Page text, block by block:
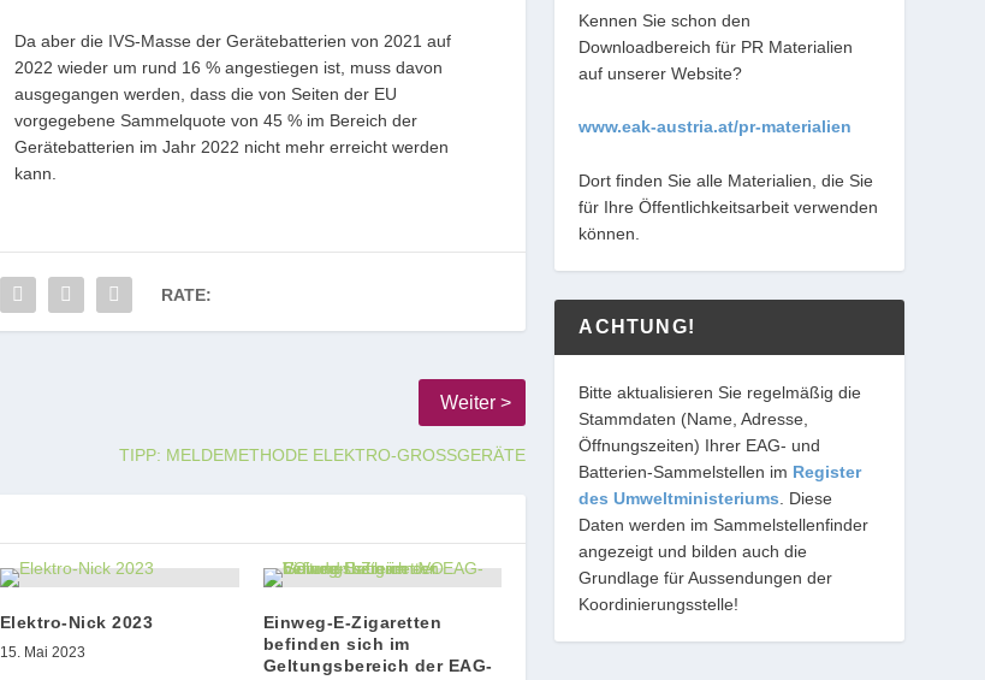
Da aber die IVS-Masse der Gerätebatterien von 2021 auf
2022 wieder um rund 16 % angestiegen ist, muss davon
ausgegangen werden, dass die von Seiten der EU
vorgegebene Sammelquote von 45 % im Bereich der
Gerätebatterien im Jahr 2022 nicht mehr erreicht werden
kann.
RATE:
TIPP: MELDEMETHODE ELEKTRO-GROSSGERÄTE
Elektro-Nick 2023
15. Mai 2023
Einweg-E-Zigaretten
befinden sich im
Geltungsbereich der EAG-
Kennen Sie schon den
Downloadbereich für PR Materialien
auf unserer Website?
www.eak-austria.at/pr-materialien
Dort finden Sie alle Materialien, die Sie
für Ihre Öffentlichkeitsarbeit verwenden
können.
ACHTUNG!
Bitte aktualisieren Sie regelmäßig die
Stammdaten (Name, Adresse,
Öffnungszeiten) Ihrer EAG- und
Batterien-Sammelstellen im Register
des Umweltministeriums . Diese
Daten werden im Sammelstellenfinder
angezeigt und bilden auch die
Grundlage für Aussendungen der
Koordinierungsstelle!